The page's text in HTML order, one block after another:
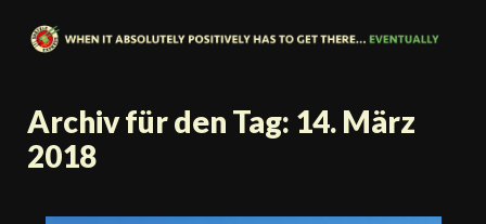
Archiv für den Tag: 14. März
2018